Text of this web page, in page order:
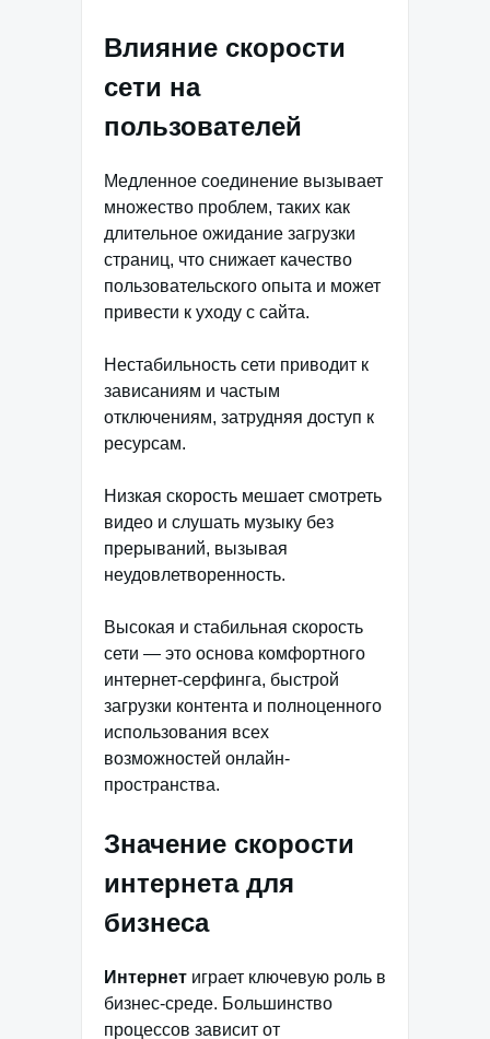
Влияние скорости
сети на
пользователей
Медленное соединение вызывает
множество проблем, таких как
длительное ожидание загрузки
страниц, что снижает качество
пользовательского опыта и может
привести к уходу с сайта.
Нестабильность сети приводит к
зависаниям и частым
отключениям, затрудняя доступ к
ресурсам.
Низкая скорость мешает смотреть
видео и слушать музыку без
прерываний, вызывая
неудовлетворенность.
Высокая и стабильная скорость
сети — это основа комфортного
интернет-серфинга, быстрой
загрузки контента и полноценного
использования всех
возможностей онлайн-
пространства.
Значение скорости
интернета для
бизнеса
Интернет играет ключевую роль в
бизнес-среде. Большинство
процессов зависит от